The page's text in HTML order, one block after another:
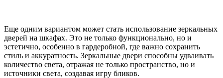
Еще одним вариантом может стать использование зеркальных
дверей на шкафах. Это не только функционально, но и
эстетично, особенно в гардеробной, где важно сохранить
стиль и аккуратность. Зеркальные двери способны удваивать
количество света, отражая не только пространство, но и
источники света, создавая игру бликов.